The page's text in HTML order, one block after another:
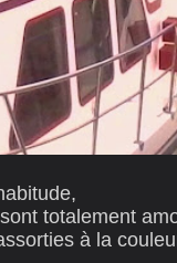
totalement
à la